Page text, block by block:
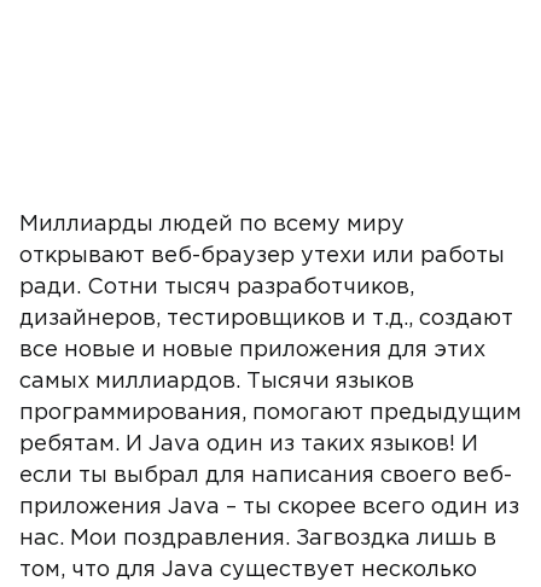
Миллиарды людей по всему миру
открывают веб-браузер утехи или работы
ради. Сотни тысяч разработчиков,
дизайнеров, тестировщиков и т.д., создают
все новые и новые приложения для этих
самых миллиардов. Тысячи языков
программирования, помогают предыдущим
ребятам. И Java один из таких языков! И
если ты выбрал для написания своего веб-
приложения Java – ты скорее всего один из
нас. Мои поздравления. Загвоздка лишь в
том, что для Java существует несколько